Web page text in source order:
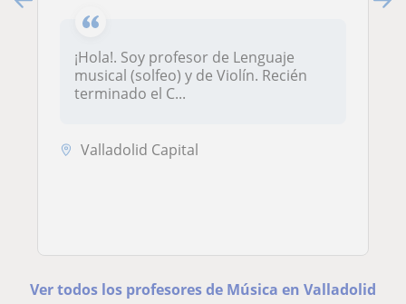
¡Hola!. Soy profesor de Lenguaje
musical (solfeo) y de Violín. Recién
terminado el C...
Valladolid Capital
Ver todos los profesores de Música en Valladolid